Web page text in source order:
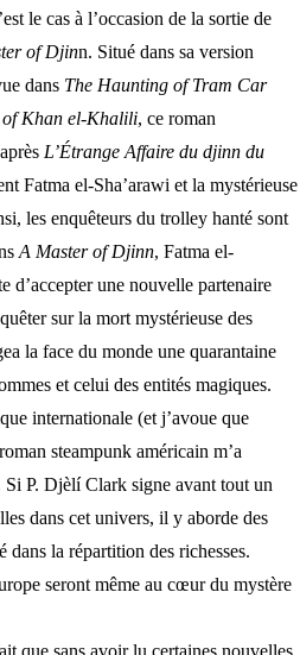
le cas à l’occasion de la sortie de
of Djinn. Situé dans sa version
dans The Haunting of Tram Car
of Khan el-Khalili, ce roman
L’Étrange Affaire du djinn du
Fatma el-Sha’arawi et la mystérieuse
les enquêteurs du trolley hanté sont
A Master of Djinn, Fatma el-
d’accepter une nouvelle partenaire
sur la mort mystérieuse des
la face du monde une quarantaine
et celui des entités magiques.
internationale (et j’avoue que
steampunk américain m’a
Si P. Djèlí Clark signe avant tout un
dans cet univers, il y aborde des
la répartition des richesses.
seront même au cœur du mystère
que sans avoir lu certaines nouvelles